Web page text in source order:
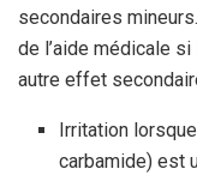
secondaires
de l’aide médicale
autre effet
Irritation
carbamide) est